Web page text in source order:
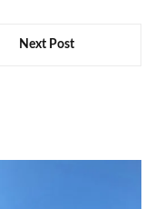
Next Post